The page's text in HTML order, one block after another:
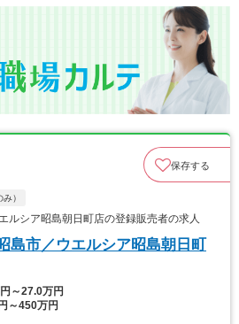
保存する
）
シア昭島朝日町店の登録販売者の求人
島市／ウエルシア昭島朝日町
～27.0万円
～450万円